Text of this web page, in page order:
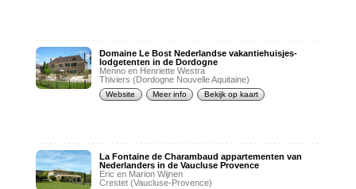
Domaine Le Bost Nederlandse vakantiehuisjes-
lodgetenten in de Dordogne
Menno en Henriette Westra
Thiviers (Dordogne Nouvelle Aquitaine)
Website Meer info Bekijk op kaart
La Fontaine de Charambaud appartementen van
Nederlanders in de Vaucluse Provence
Eric en Marion Wijnen
Crestet (Vaucluse-Provence)